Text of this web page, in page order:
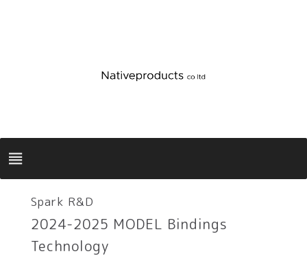
Spark R&D
2024-2025 MODEL Bindings
Technology